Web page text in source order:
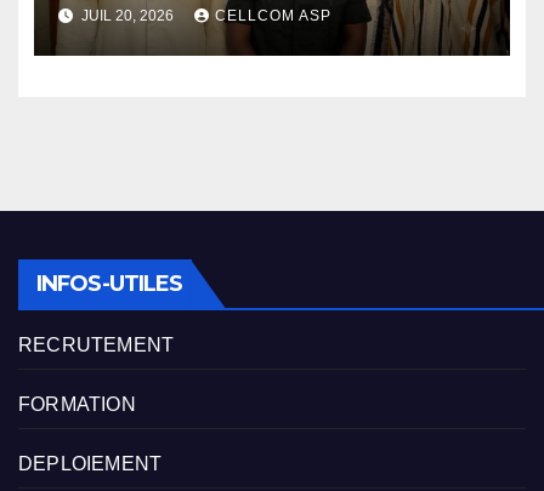
JUIL 20, 2026 CELLCOM ASP
INFOS-UTILES
RECRUTEMENT
FORMATION
DEPLOIEMENT